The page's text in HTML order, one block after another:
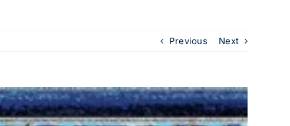
Previous Next